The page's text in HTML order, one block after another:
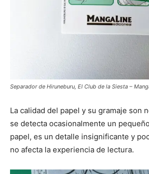
Separador de Hiruneburu, El Club de la Siesta –
La calidad del papel y su gramaje son
se detecta ocasionalmente un
papel, es un detalle insignificante y
no afecta la experiencia de lectura.